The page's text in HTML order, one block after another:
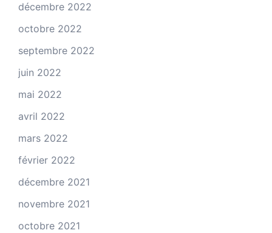
décembre 2022
octobre 2022
septembre 2022
juin 2022
mai 2022
avril 2022
mars 2022
février 2022
décembre 2021
novembre 2021
octobre 2021